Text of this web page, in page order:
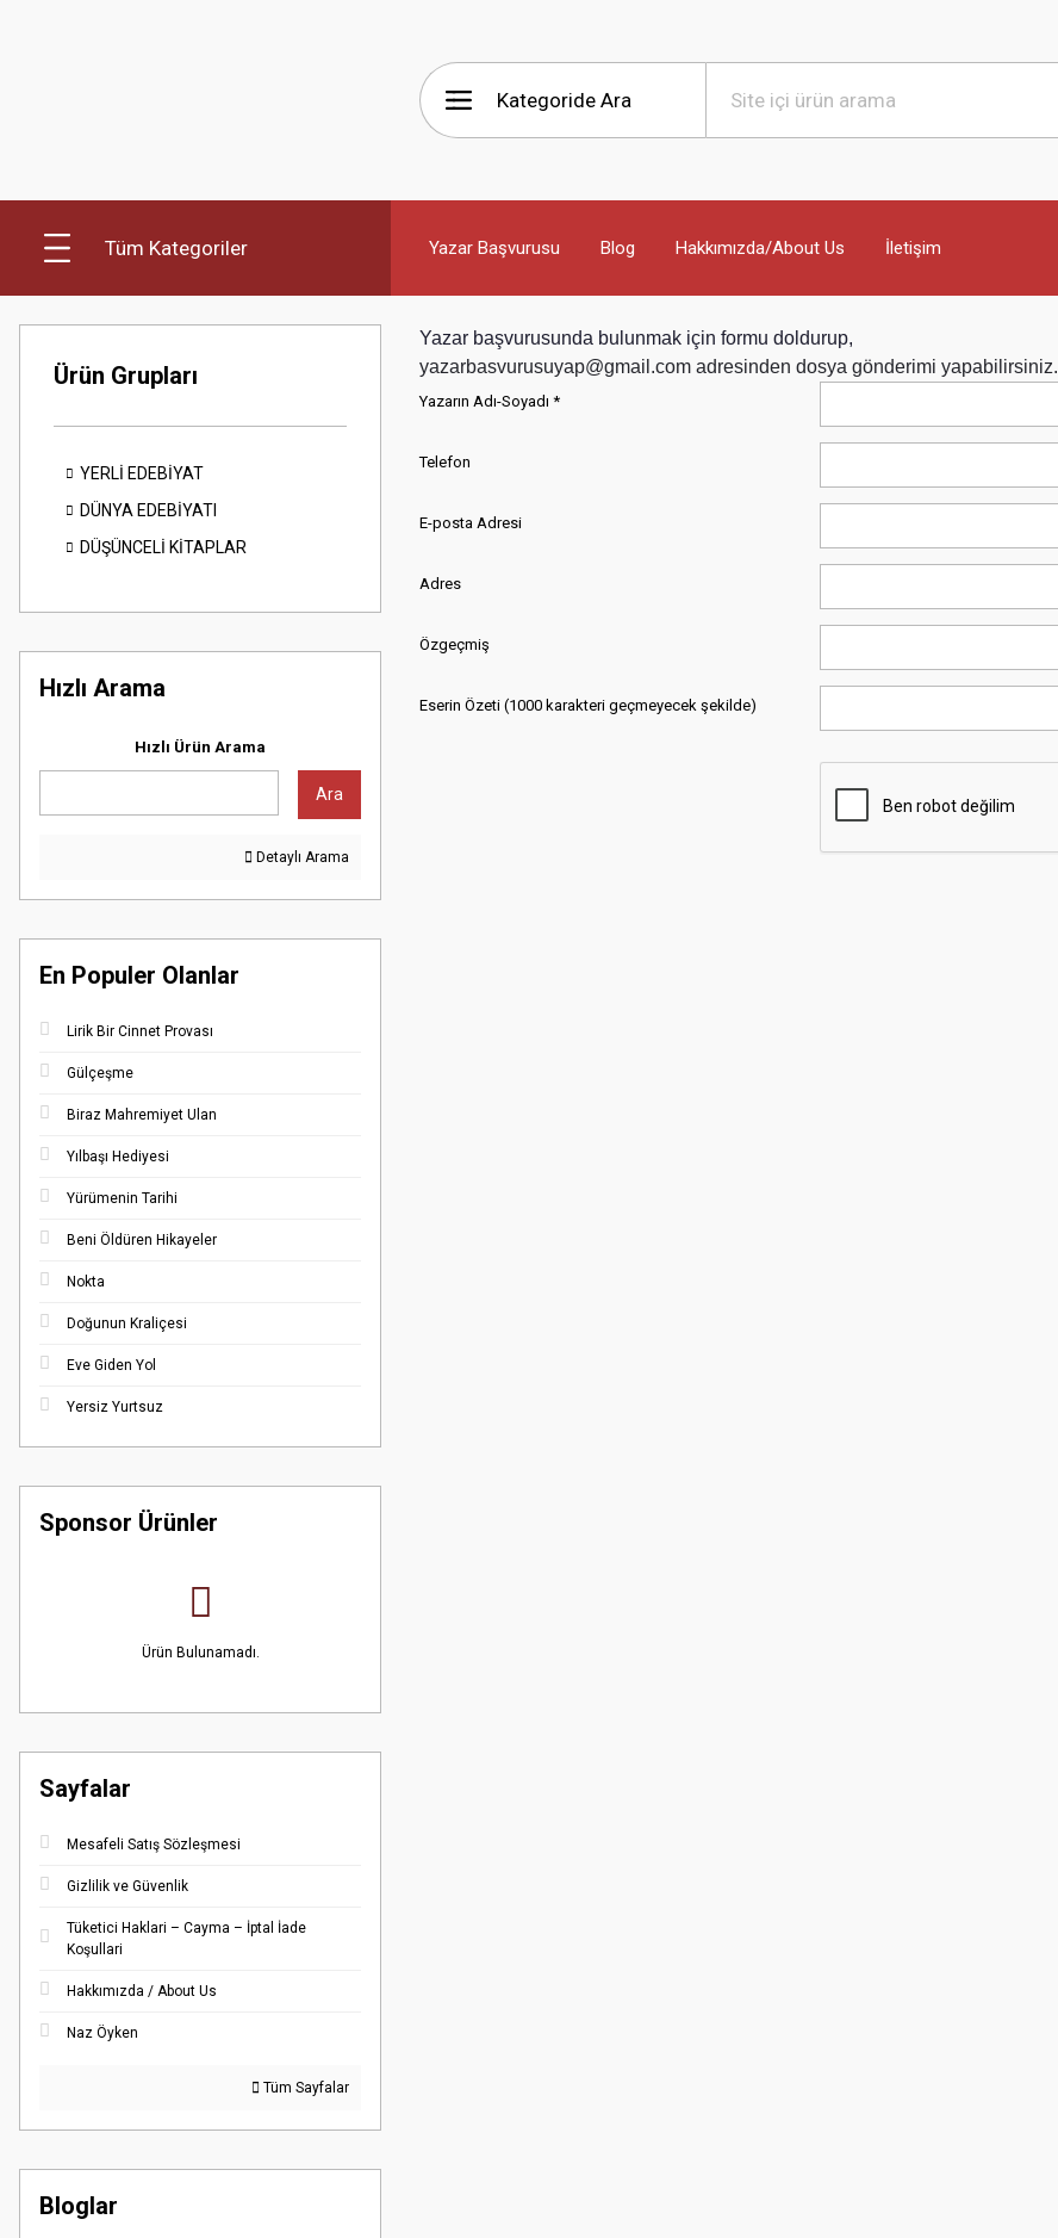
Tüm Kategoriler Yazar Başvurusu Blog Hakkımızda/About Us İletişim
Ürün Grupları
YERLİ EDEBİYAT
DÜNYA EDEBİYATI
DÜŞÜNCELİ KİTAPLAR
Hızlı Arama
Hızlı Ürün Arama
Ara
Detaylı Arama
En Populer Olanlar
Lirik Bir Cinnet Provası
Gülçeşme
Biraz Mahremiyet Ulan
Yılbaşı Hediyesi
Yürümenin Tarihi
Beni Öldüren Hikayeler
Nokta
Doğunun Kraliçesi
Eve Giden Yol
Yersiz Yurtsuz
Sponsor Ürünler
Ürün Bulunamadı.
Sayfalar
Mesafeli Satış Sözleşmesi
Gizlilik ve Güvenlik
Tüketici Haklari – Cayma – İptal İade
Koşullari
Hakkımızda / About Us
Naz Öyken
Tüm Sayfalar
Bloglar
Yazar başvurusunda bulunmak için formu doldurup,
yazarbasvurusuyap@gmail.com adresinden dosya gönderimi yapabilirsiniz.
Yazarın Adı-Soyadı *
Telefon
E-posta Adresi
Adres
Özgeçmiş
Eserin Özeti (1000 karakteri geçmeyecek şekilde)